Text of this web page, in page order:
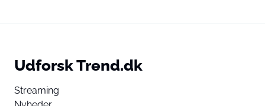
Udforsk Trend.dk
Streaming